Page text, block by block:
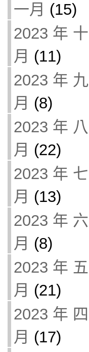
一月 (15)
2023 年 十
月 (11)
2023 年 九
月 (8)
2023 年 八
月 (22)
2023 年 七
月 (13)
2023 年 六
月 (8)
2023 年 五
月 (21)
2023 年 四
月 (17)